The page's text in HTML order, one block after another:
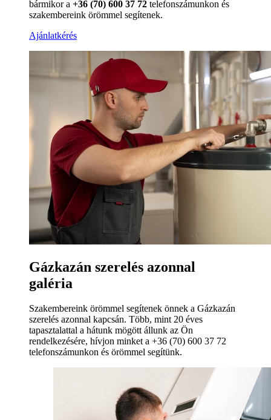
bármikor a +36 (70) 600 37 72 telefonszámunkon és
szakembereink örömmel segítenek.
Ajánlatkérés
Gázkazán szerelés azonnal
galéria
Szakembereink örömmel segítenek önnek a Gázkazán
szerelés azonnal kapcsán. Több, mint 20 éves
tapasztalattal a hátunk mögött állunk az Ön
rendelkezésére, hívjon minket a +36 (70) 600 37 72
telefonszámunkon és örömmel segítünk.